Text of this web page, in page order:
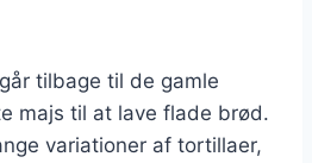
tilbage til de gamle
majs til at lave flade brød.
variationer af tortillaer,